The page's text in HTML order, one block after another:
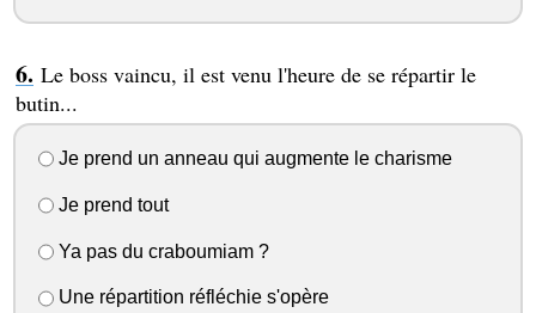
Le boss vaincu, il est venu l'heure de se répartir le
butin...
Je prend un anneau qui augmente le charisme
Je prend tout
Ya pas du craboumiam ?
Une répartition réfléchie s'opère